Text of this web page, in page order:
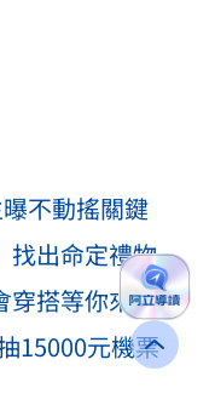
不動搖關鍵
找出命定禮物
穿搭等你來抄
15000元機票